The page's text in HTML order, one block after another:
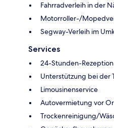
Fahrradverleih in der
Motorroller-/
Segway-Verleih im
Services
24-Stunden-Rezeption
Unterstützung bei der
Limousinenservice
Autovermietung vor
Trockenreinigung/